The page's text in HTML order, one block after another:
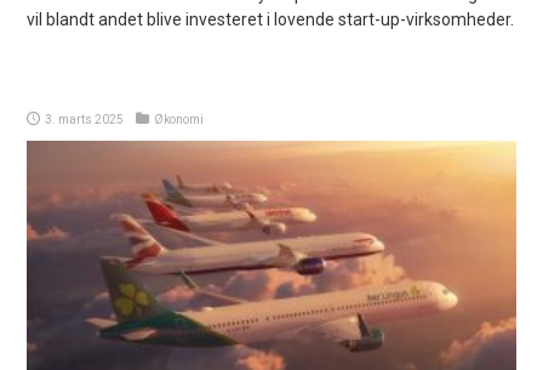
vil blandt andet blive investeret i lovende start-up-virksomheder.
3. marts 2025 Økonomi